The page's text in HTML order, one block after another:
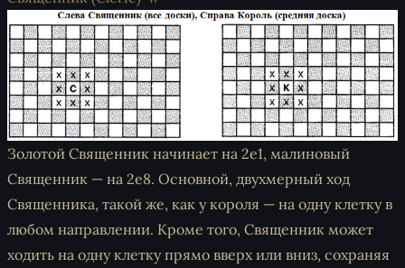
Золотой Священник начинает на 2e1, малиновый
Священник — на 2e8. Основной, двухмерный ход
Священника, такой же, как у короля — на одну клетку в
любом направлении. Кроме того, Священник может
ходить на одну клетку прямо вверх или вниз, сохраняя